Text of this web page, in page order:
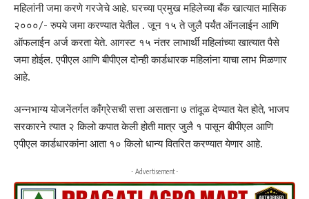
महिलांनी जमा करणे गरजेचे आहे. घरच्या प्रमुख महिलेच्या बँक खात्यात मासिक
२०००/- रुपये जमा करण्यात येतील . जून १५ ते जुलै पर्यंत ऑनलाईन आणि
ऑफलाईन अर्ज करता येते. आगस्ट १५ नंतर लाभार्थी महिलांच्या खात्यात पैसे
जमा होईल. एपीएल आणि बीपीएल दोन्ही कार्डधारक महिलांना याचा लाभ मिळणार
आहे.
अन्नभाग्य योजनेंतर्गत काँग्रेसची सत्ता असताना ७ तांदूळ देण्यात येत होते, भाजप
सरकारने त्यात २ किलो कपात केली होती मात्र जुलै १ पासून बीपीएल आणि
एपीएल कार्डधारकांना आता १० किलो धान्य वितरित करण्यात येणार आहे.
- Advertisement -